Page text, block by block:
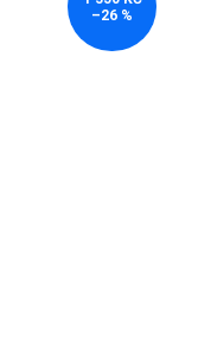
–26 %